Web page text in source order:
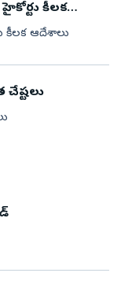
కీలక
కీలక ఆదేశాలు
చేష్టలు